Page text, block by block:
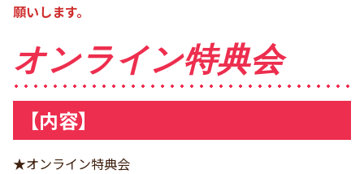
願いします。
オンライン特典会
【内容】
★オンライン特典会